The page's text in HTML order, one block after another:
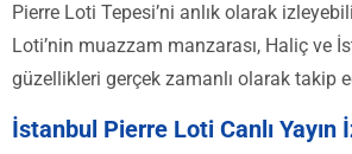
Pierre Loti Tepesi’ni anlık olarak
Loti’nin muazzam manzarası, Haliç ve
güzellikleri gerçek zamanlı olarak takip
İstanbul Pierre Loti Canlı Yayın